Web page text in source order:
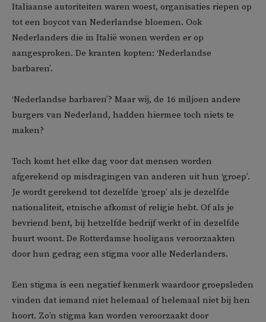
Italiaanse autoriteiten waren woest, organisaties riepen op
tot een boycot van Nederlandse bloemen. Ook
Nederlanders die in Italië wonen werden er op
aangesproken. De kranten kopten: ‘Nederlandse
barbaren’.
‘Nederlandse barbaren’? Maar wij, de 16 miljoen andere
burgers van Nederland, hadden hiermee toch niets te
maken?
Toch komt het elke dag voor dat mensen worden
afgerekend op misdragingen van anderen uit hun ‘groep’.
Je wordt gerekend tot dezelfde ‘groep’ als je dezelfde
nationaliteit, etnische afkomst of religie hebt. Of als je
bevriend bent, bij hetzelfde bedrijf werkt of in dezelfde
buurt woont. De Rotterdamse hooligans veroorzaakten
door hun gedrag een stigma voor alle Nederlanders.
Een stigma is een negatief kenmerk waardoor groepsleden
vinden dat iemand niet helemaal of helemaal niet bij hen
hoort. Zo’n stigma kan worden veroorzaakt door